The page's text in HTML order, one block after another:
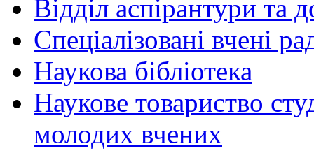
Відділ аспірантури та
Спеціалізовані вчені
Наукова бібліотека
Наукове товариство
молодих вчених